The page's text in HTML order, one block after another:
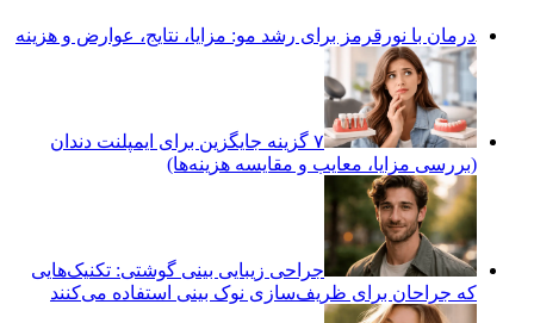
درمان با نورقرمز برای رشد مو: مزایا، نتایج، عوارض و هزینه
۷ گزینه جایگزین برای ایمپلنت دندان
(بررسی مزایا، معایب و مقایسه هزینه‌ها)
جراحی زیبایی بینی گوشتی: تکنیک‌هایی
که جراحان برای ظریف‌سازی نوک بینی استفاده می‌کنند